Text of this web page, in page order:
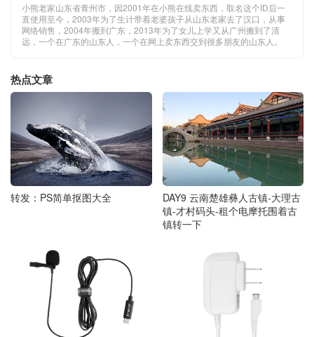
直使用至今，2003年为了生计带着老婆孩子从山东老家去了汉口，从事
网络销售，2004年搬到广东，2013年为了女儿上学又从广州搬到了清
远，一个在广东的山东人，一个在网上卖东西交到很多朋友的山东人。
转发：PS简单抠图大全
DAY9 云南楚雄彝人古镇-大理古
镇-才村码头-租个电摩托围着古
镇转一下